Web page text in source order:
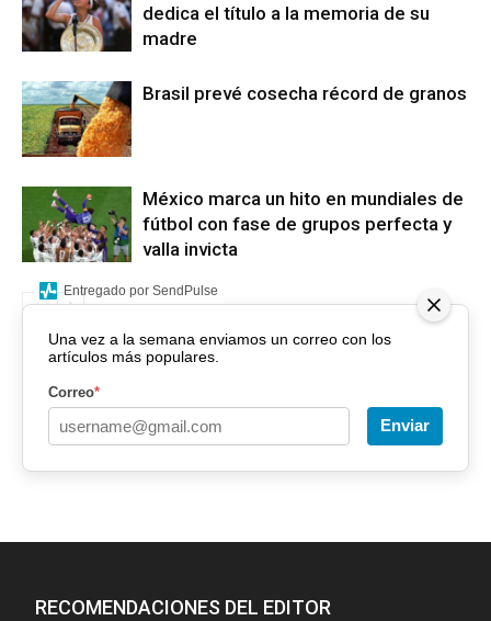
dedica el título a la memoria de su
madre
Brasil prevé cosecha récord de granos
México marca un hito en mundiales de
fútbol con fase de grupos perfecta y
valla invicta
Una vez a la semana enviamos un correo con los
artículos más populares.
Correo*
Enviar
Entregado por SendPulse
RECOMENDACIONES DEL EDITOR